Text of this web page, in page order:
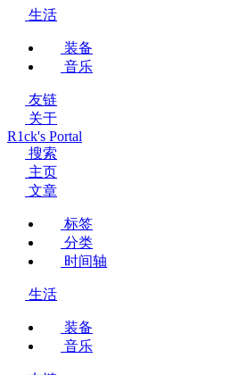
生活
装备
音乐
友链
关于
R1ck's Portal
搜索
主页
文章
标签
分类
时间轴
生活
装备
音乐